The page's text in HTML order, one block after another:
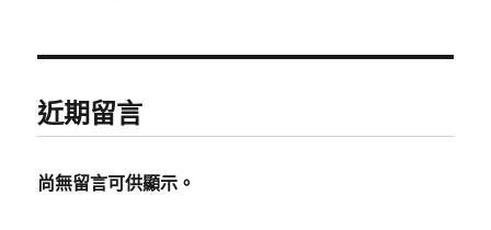
近期留言
尚無留言可供顯示。